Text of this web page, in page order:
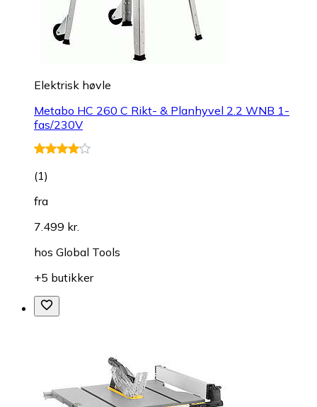
Elektrisk høvle
Metabo HC 260 C Rikt- & Planhyvel 2.2 WNB 1-
fas/230V
(1)
fra
7.499 kr.
hos Global Tools
+5 butikker